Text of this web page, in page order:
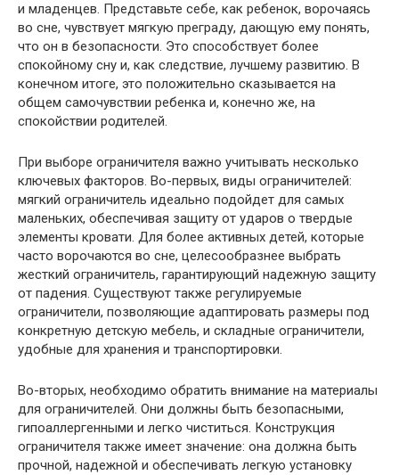
и младенцев. Представьте себе, как ребенок, ворочаясь
во сне, чувствует мягкую преграду, дающую ему понять,
что он в безопасности. Это способствует более
спокойному сну и, как следствие, лучшему развитию. В
конечном итоге, это положительно сказывается на
общем самочувствии ребенка и, конечно же, на
спокойствии родителей.
При выборе ограничителя важно учитывать несколько
ключевых факторов. Во-первых, виды ограничителей:
мягкий ограничитель идеально подойдет для самых
маленьких, обеспечивая защиту от ударов о твердые
элементы кровати. Для более активных детей, которые
часто ворочаются во сне, целесообразнее выбрать
жесткий ограничитель, гарантирующий надежную защиту
от падения. Существуют также регулируемые
ограничители, позволяющие адаптировать размеры под
конкретную детскую мебель, и складные ограничители,
удобные для хранения и транспортировки.
Во-вторых, необходимо обратить внимание на материалы
для ограничителей. Они должны быть безопасными,
гипоаллергенными и легко чиститься. Конструкция
ограничителя также имеет значение: она должна быть
прочной, надежной и обеспечивать легкую установку